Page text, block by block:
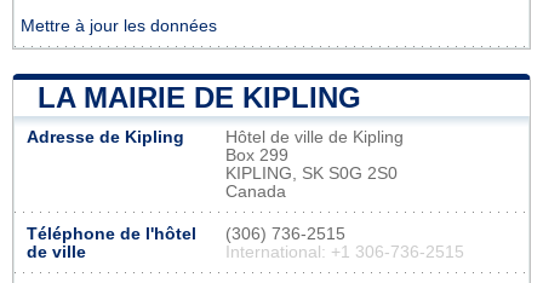
Mettre à jour les données
LA MAIRIE DE KIPLING
Adresse de Kipling
Hôtel de ville de Kipling
Box 299
KIPLING, SK S0G 2S0
Canada
Téléphone de l'hôtel
de ville
(306) 736-2515
International: +1 306-736-2515